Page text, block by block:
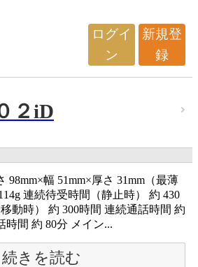
ログイ
ン
新規登
録
２iD
98mm×幅 51mm×厚さ 31mm（最薄
連続待受時間（静止時） 約 430
動時） 約 300時間 連続通話時間 約
時間 約 80分 メイン...
続きを読む